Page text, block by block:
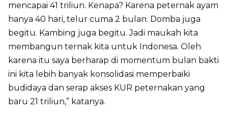
mencapai 41 triliun. Kenapa? Karena peternak ayam
hanya 40 hari, telur cuma 2 bulan. Domba juga
begitu. Kambing juga begitu. Jadi maukah kita
membangun ternak kita untuk Indonesa. Oleh
karena itu saya berharap di momentum bulan bakti
ini kita lebih banyak konsolidasi memperbaiki
budidaya dan serap akses KUR peternakan yang
baru 21 triliun,” katanya.